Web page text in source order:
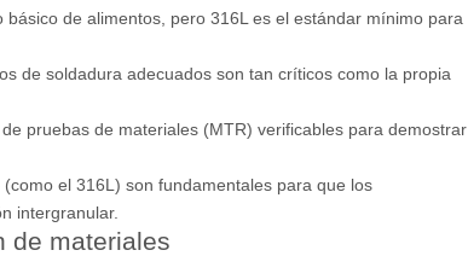
de alimentos, pero 316L es el estándar mínimo para
de soldadura adecuados son tan críticos como la propia
pruebas de materiales (MTR) verificables para demostrar
el 316L) son fundamentales para que los
intergranular.
de materiales